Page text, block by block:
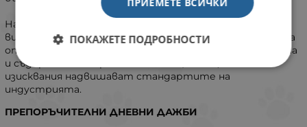
Нашата храна за котки се прави от най-
висококачествени съставки. Тези съставки трябва да
отговарят на нашите строги изисквания за чистота
и съдържание на хранителни вещества, които
изисквания надвишават стандартите на
индустрията.
ПРЕПОРЪЧИТЕЛНИ ДНЕВНИ ДАЖБИ
ПОКАЖЕТЕ ПОДРОБНОСТИ